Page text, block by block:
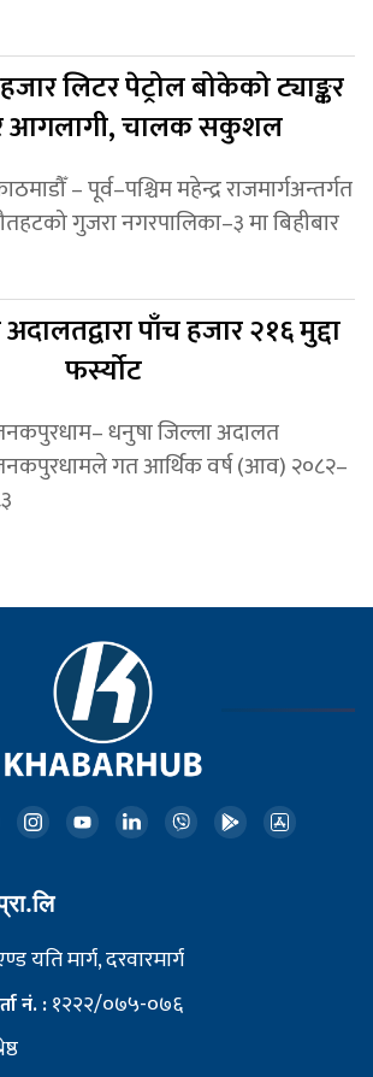
लिटर पेट्रोल बोकेको ट्याङ्कर
आगलागी, चालक सकुशल
– पूर्व–पश्चिम महेन्द्र राजमार्गअन्तर्गत
गुजरा नगरपालिका–३ मा बिहीबार
पाँच हजार २१६ मुद्दा
फर्स्योट
धनुषा जिल्ला अदालत
गत आर्थिक वर्ष (आव) २०८२–
यति मार्ग, दरवारमार्ग
नं. :१२२२/०७५-०७६